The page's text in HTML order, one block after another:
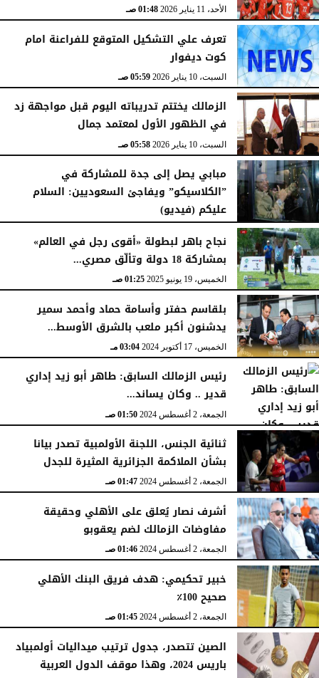
الأحد، 11 يناير 2026 01:48 صـ
تعرف علي التشكيل المتوقع للفراعنة امام
كوت ديفوار
السبت، 10 يناير 2026 05:59 صـ
الزمالك يختتم تدريباته اليوم قبل مواجهة زد
في الظهور الأول لمعتمد جمال
السبت، 10 يناير 2026 05:58 صـ
مبابي يصل إلى جدة للمشاركة في
”الكلاسيكو” ويفاجئ السعوديين: السلام
عليكم (فيديو)
السبت، 10 يناير 2026 05:57 صـ
نجاح باهر لبطولة «أقوى رجل في العالم»
بمشاركة 18 دولة وتألّق مصري...
الخميس، 19 يونيو 2025 01:25 صـ
بلقاسم حفتر وأسامة حماد وأحمد سمير
يدشنون أكبر ملعب بالشرق الأوسط...
الخميس، 17 أكتوبر 2024 03:04 مـ
رئيس الزمالك السابق: طاهر أبو زيد إداري
قدير .. وكان يساند...
الجمعة، 2 أغسطس 2024 01:50 صـ
ثنائية الجنس، اللجنة الأولمبية تصدر بيانا
بشأن الملاكمة الجزائرية المثيرة للجدل
الجمعة، 2 أغسطس 2024 01:47 صـ
أشرف نصار يُعلق على الأهلي وحقيقة
مفاوضات الزمالك لضم يعقوبو
الجمعة، 2 أغسطس 2024 01:46 صـ
خبير تحكيمي: هدف فريق البنك الأهلي
صحيح 100٪
الجمعة، 2 أغسطس 2024 01:45 صـ
الصين تتصدر، جدول ترتيب ميداليات أولمبياد
باريس 2024، وهذا موقف الدول العربية